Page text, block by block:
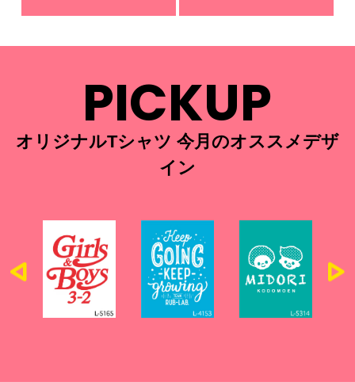
PICKUP
オリジナルTシャツ 今月のオススメデザ
イン